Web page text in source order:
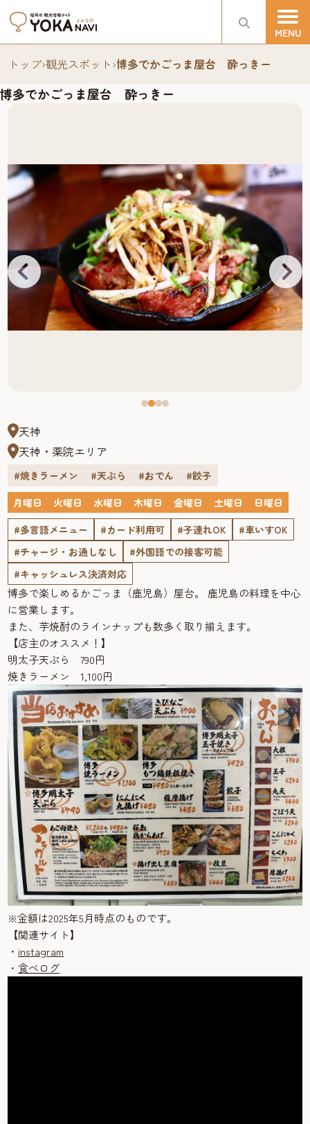
トップ›観光スポット›博多でかごっま屋台 酔っきー
博多でかごっま屋台 酔っきー
天神
天神・薬院エリア
#焼きラーメン #天ぷら #おでん
#餃子
月曜日
火曜日 水曜日 木曜日 金曜日 土曜日
日曜日
#多言語メニュー
#カード利用可 #子連れOK
#車いすOK
#チャージ・お通しなし
#外国語での接客可能
#キャッシュレス決済対応
博多で楽しめるかごっま（鹿児島）屋台。 鹿児島の料理を中心
に営業します。
また、芋焼酎のラインナップも数多く取り揃えます。
【店主のオススメ！】
明太子天ぷら 790円
焼きラーメン 1,100円
※金額は2025年5月時点のものです。
【関連サイト】
・ instagram
・食べログ